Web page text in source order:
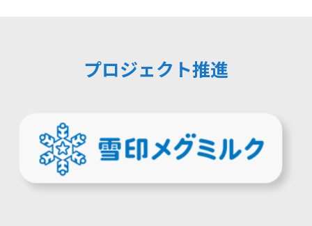
プロジェクト推進